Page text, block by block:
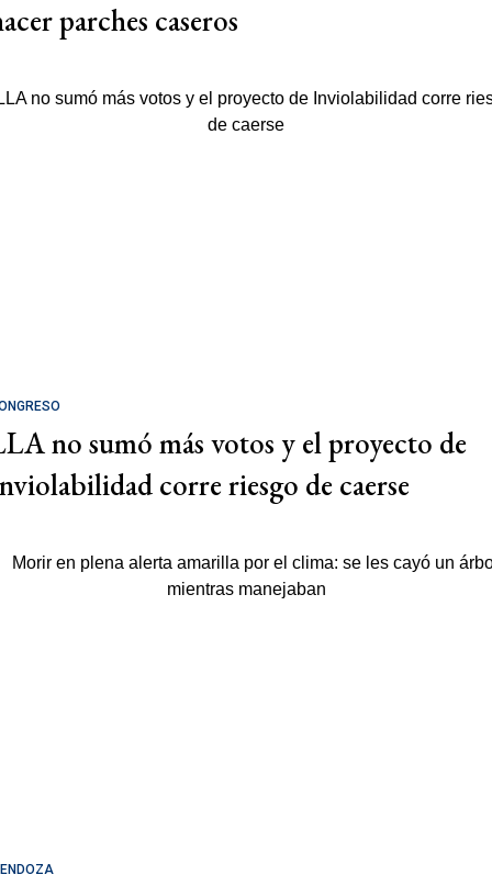
parches caseros
no sumó más votos y el proyecto de
corre riesgo de caerse